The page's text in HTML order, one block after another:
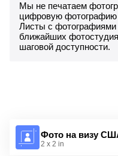
Мы не печатаем
цифровую фотографию
Листы с фотографиями
ближайших
шаговой доступности.
Фото на визу
2 x 2 in